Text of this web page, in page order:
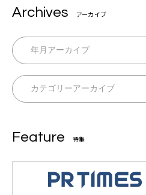
Archives アーカイブ
Feature 特集